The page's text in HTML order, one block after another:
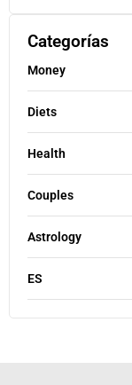
Categorías
Money
Diets
Health
Couples
Astrology
ES